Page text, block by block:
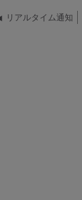
リアルタイム通知